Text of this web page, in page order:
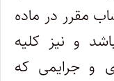
مقرر در ماده
و نیز کلیه
و جرایمی که